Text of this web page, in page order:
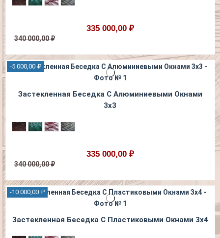
335 000,00 ₽
340 000,00 ₽
-5 000,00 ₽
Застекленная Беседка С Алюминиевыми Окнами
3х3
335 000,00 ₽
340 000,00 ₽
-10 000,00 ₽
Застекленная Беседка С Пластиковыми Окнами 3х4